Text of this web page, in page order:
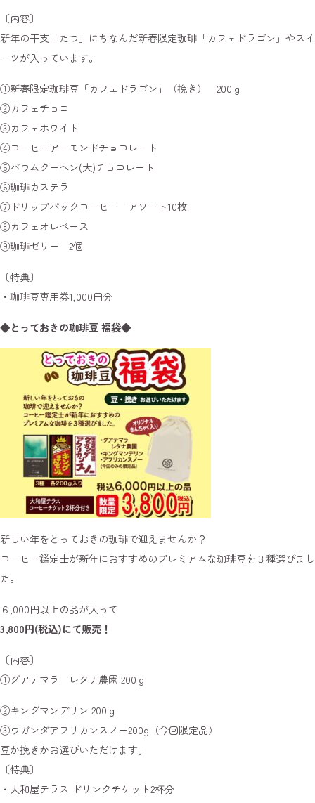
〔内容〕
新年の干支「たつ」にちなんだ新春限定珈琲「カフェドラゴン」やスイ
ーツが入っています。
①新春限定珈琲豆「カフェドラゴン」（挽き） 200ｇ
②カフェチョコ
③カフェホワイト
④コーヒーアーモンドチョコレート
⑤バウムクーヘン(大)チョコレート
⑥珈琲カステラ
⑦ドリップパックコーヒー アソート10枚
⑧カフェオレベース
⑨珈琲ゼリー 2個
〔特典〕
・珈琲豆専用券1,000円分
◆とっておきの珈琲豆 福袋◆
新しい年をとっておきの珈琲で迎えませんか？
コーヒー鑑定士が新年におすすめのプレミアムな珈琲豆を３種選びまし
た。
６,000円以上の品が入って
3,800円(税込)にて販売！
〔内容〕
①グアテマラ レタナ農園 200ｇ
②キングマンデリン 200ｇ
③ウガンダアフリカンスノー200g（今回限定品）
豆か挽きかお選びいただけます。
〔特典〕
・大和屋テラス ドリンクチケット2杯分